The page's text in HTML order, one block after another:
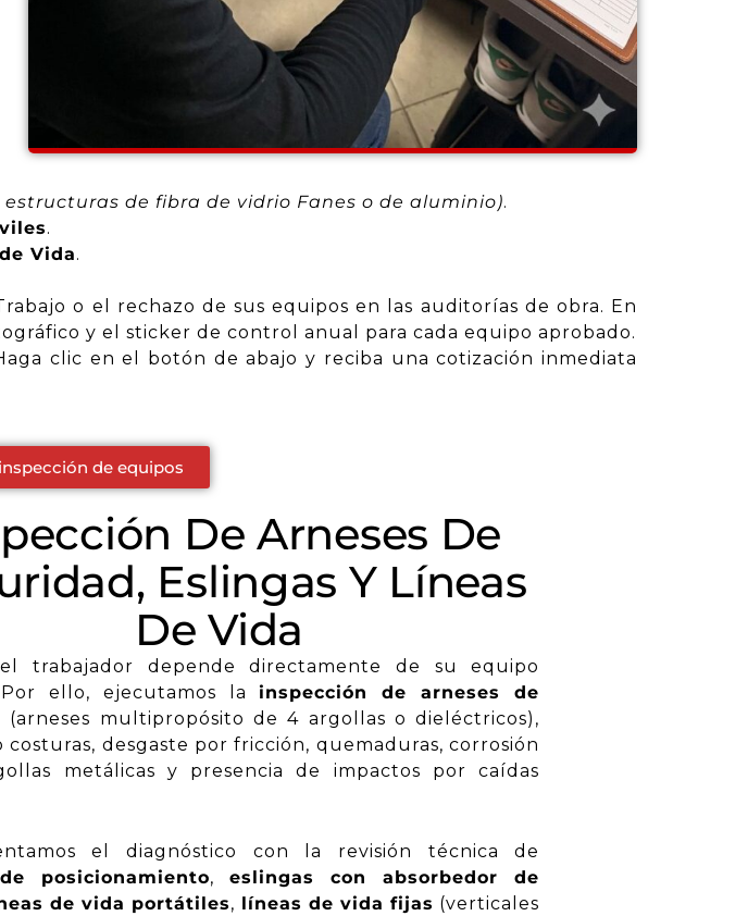
estructuras de fibra de vidrio Fanes o de aluminio).
.
Vida.
o el rechazo de sus equipos en las auditorías de obra. En
y el sticker de control anual para cada equipo aprobado.
clic en el botón de abajo y reciba una cotización inmediata
de equipos
De Arneses De
Eslingas Y Líneas
De Vida
trabajador depende directamente de su equipo
Por ello, ejecutamos lainspección de arneses de
(arneses multipropósito de 4 argollas o dieléctricos),
costuras, desgaste por fricción, quemaduras, corrosión
metálicas y presencia de impactos por caídas
el diagnóstico con la revisión técnica de
posicionamiento,eslingas con absorbedor de
de vida portátiles, líneas de vida fijas (verticales